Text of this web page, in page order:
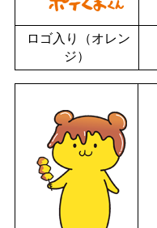
ロゴ入り（オレン
ジ）